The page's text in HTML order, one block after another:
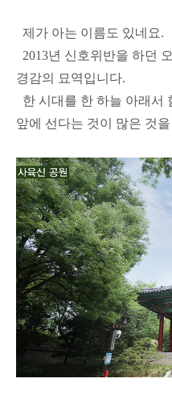
제가 아는 이름도 있네요.
2013년 신호위반을 하던
경감의 묘역입니다.
한 시대를 한 하늘 아래서
앞에 선다는 것이 많은 것